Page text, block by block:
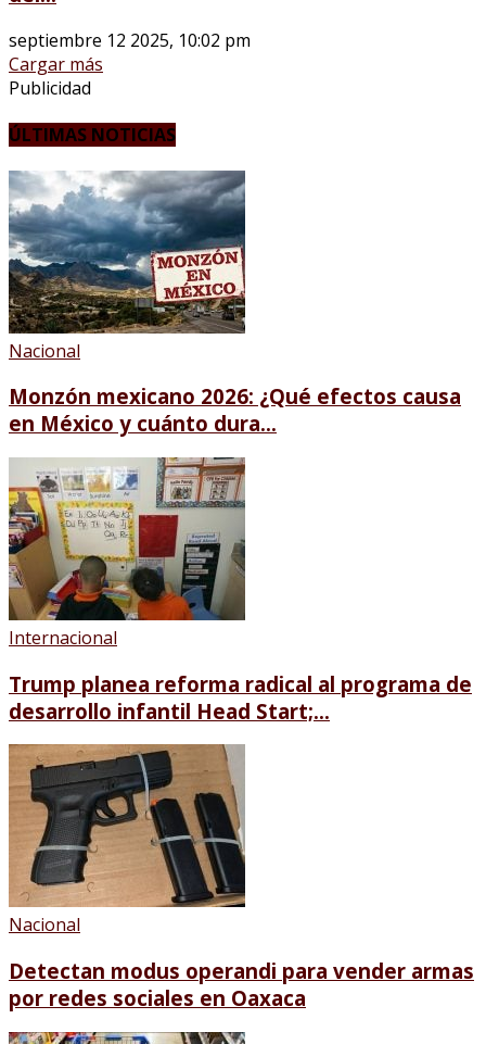
septiembre 12 2025, 10:02 pm
Cargar más
Publicidad
ÚLTIMAS NOTICIAS
Nacional
Monzón mexicano 2026: ¿Qué efectos causa
en México y cuánto dura...
Internacional
Trump planea reforma radical al programa de
desarrollo infantil Head Start;...
Nacional
Detectan modus operandi para vender armas
por redes sociales en Oaxaca